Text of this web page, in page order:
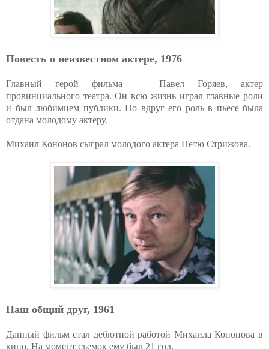
Повесть о неизвестном актере, 1976
Главный герой фильма — Павел Горяев, актер
провинциального театра. Он всю жизнь играл главные роли
и был любимцем публики. Но вдруг его роль в пьесе была
отдана молодому актеру.
Михаил Кононов сыграл молодого актера Петю Стрижова.
Наш общий друг, 1961
Данный фильм стал дебютной работой Михаила Кононова в
кино. На момент съемок ему был 21 год.